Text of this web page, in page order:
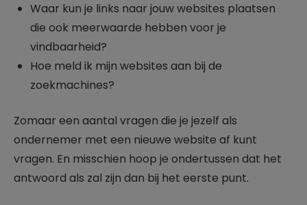
Waar kun je links naar jouw websites plaatsen
die ook meerwaarde hebben voor je
vindbaarheid?
Hoe meld ik mijn websites aan bij de
zoekmachines?
Zomaar een aantal vragen die je jezelf als
ondernemer met een nieuwe website af kunt
vragen. En misschien hoop je ondertussen dat het
antwoord als zal zijn dan bij het eerste punt.